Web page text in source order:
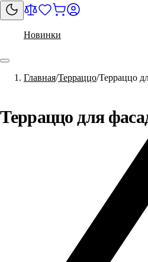
Новинки
Главная Терраццо Терраццо
Терраццо для